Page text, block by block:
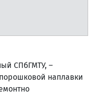
СПбГМТУ, –
наплавки